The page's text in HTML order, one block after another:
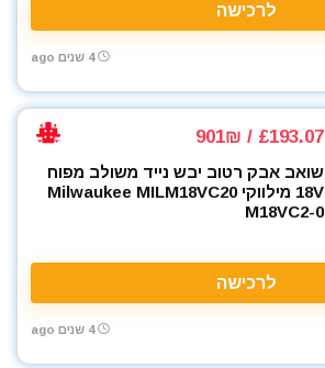
לרכישה
4 שנים ago
£193.07 / 901₪
שואב אבק רטוב יבש נייד משולב מפוח
18V מילווקי Milwaukee MILM18VC20
M18VC2-0
לרכישה
4 שנים ago